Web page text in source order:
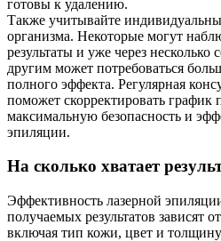
готовы к удалению.
Также учитывайте
организма. Некоторые могут
результаты и уже через несколько
другим может потребоваться
полного эффекта. Регулярная
поможет скорректировать график
максимальную безопасность и
эпиляции.
На сколько хватает
Эффективность лазерной
получаемых результатов зависят
включая тип кожи, цвет и толщину